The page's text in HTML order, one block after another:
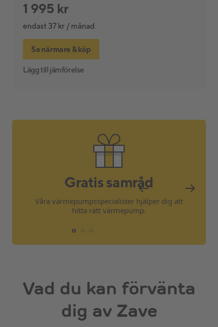
1 995 kr
endast 37 kr / månad
Se närmare & köp
Lägg till jämförelse
Gratis samråd
Våra värmepumpsspecialister hjälper dig att
hitta rätt värmepump.
Vad du kan förvänta
dig av Zave